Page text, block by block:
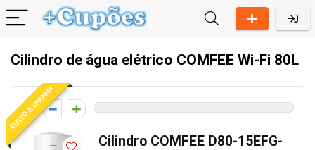
Cilindro de água elétrico COMFEE Wi-Fi 80L
ENVIO ESPANHA
0
Cilindro COMFEE D80-15EFG-